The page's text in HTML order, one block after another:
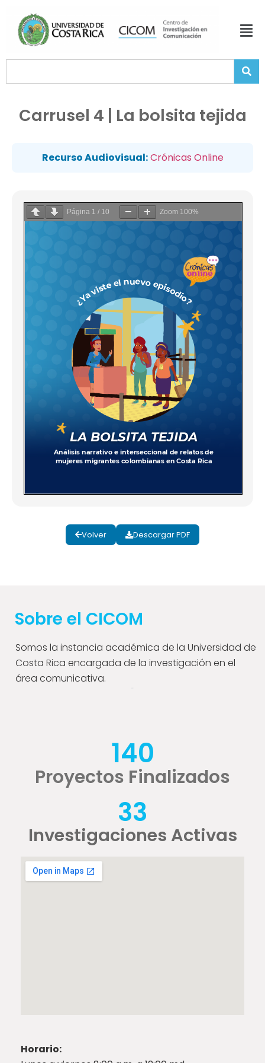
Carrusel 4 | La bolsita tejida
Recurso Audiovisual:Crónicas Online
Página 1 / 10 Zoom 100%
Volver Descargar PDF
Sobre el CICOM
Somos la instancia académica de la Universidad de
Costa Rica encargada de la investigación en el
área comunicativa.
Proyectos Finalizados
140
Investigaciones Activas
33
Horario: